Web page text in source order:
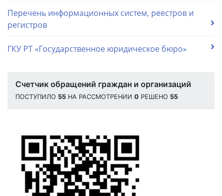
Перечень информационных систем, реестров и
регистров
ГКУ РТ «Государственное юридическое бюро»
Счетчик обращений граждан и организаций
ПОСТУПИЛО 55 НА РАССМОТРЕНИИ 0 РЕШЕНО 55